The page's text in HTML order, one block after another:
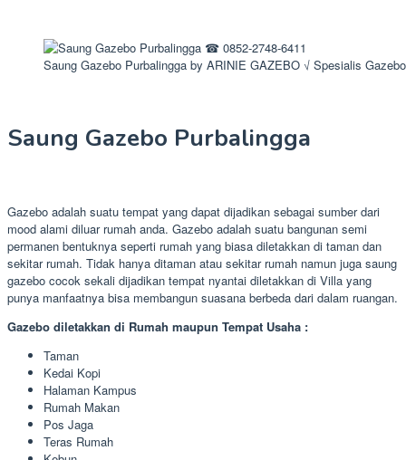
Saung Gazebo Purbalingga by ARINIE GAZEBO √ Spesialis
Saung Gazebo Purbalingga
Gazebo adalah suatu tempat yang dapat dijadikan sebagai sumber dari
mood alami diluar rumah anda. Gazebo adalah suatu bangunan semi
permanen bentuknya seperti rumah yang biasa diletakkan di taman dan
sekitar rumah. Tidak hanya ditaman atau sekitar rumah namun juga saung
gazebo cocok sekali dijadikan tempat nyantai diletakkan di Villa yang
punya manfaatnya bisa membangun suasana berbeda dari dalam ruangan.
Gazebo diletakkan di Rumah maupun Tempat Usaha :
Taman
Kedai Kopi
Halaman Kampus
Rumah Makan
Pos Jaga
Teras Rumah